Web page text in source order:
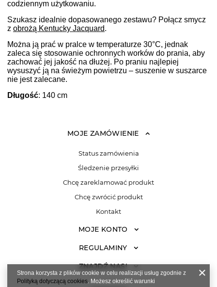
codziennym użytkowaniu.
Szukasz idealnie dopasowanego zestawu? Połącz smycz
z obrożą Kentucky Jacquard.
Można ją prać w pralce w temperaturze 30°C, jednak
zaleca się stosowanie ochronnych worków do prania, aby
zachować jej jakość na dłużej. Po praniu najlepiej
wysuszyć ją na świeżym powietrzu – suszenie w suszarce
nie jest zalecane.
Długość: 140 cm
MOJE ZAMÓWIENIE
Status zamówienia
Śledzenie przesyłki
Chcę zareklamować produkt
Chcę zwrócić produkt
Kontakt
MOJE KONTO
REGULAMINY
ZNAJDŹ NAS!
Strona korzysta z plików cookie w celu realizacji usług zgodnie z
Polityką dotyczącą cookies. Możesz określić warunki